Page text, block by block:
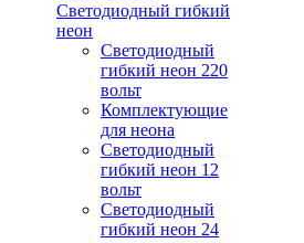
Светодиодный гибкий
неон
Светодиодный
гибкий неон 220
вольт
Комплектующие
для неона
Светодиодный
гибкий неон 12
вольт
Светодиодный
гибкий неон 24